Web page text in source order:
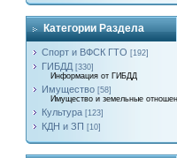
Категории Раздела
Спорт и ВФСК ГТО [192]
ГИБДД [330]
Информация от ГИБДД
Имущество [58]
Имущество и земельные
Культура [123]
КДН и ЗП [10]